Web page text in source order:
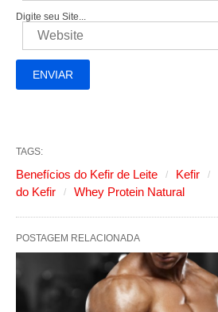
Digite seu Site...
TAGS:
Benefícios do Kefir de Leite Kefir
do Kefir
Whey Protein Natural
POSTAGEM RELACIONADA